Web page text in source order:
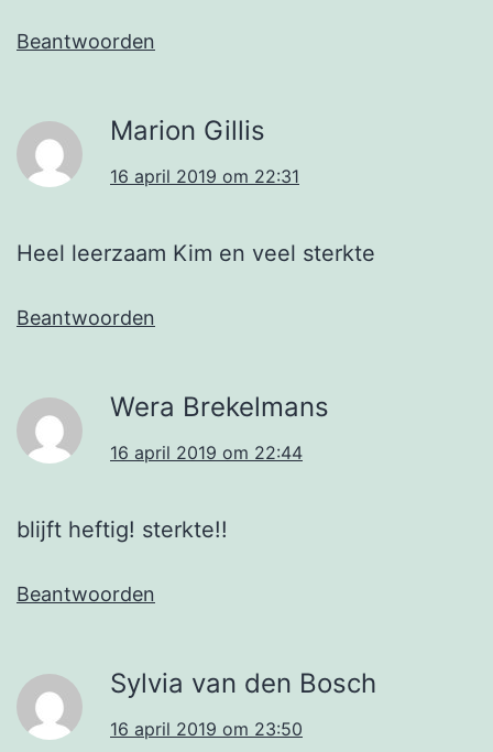
Beantwoorden
Marion Gillis
16 april 2019 om 22:31
Heel leerzaam Kim en veel sterkte
Beantwoorden
Wera Brekelmans
16 april 2019 om 22:44
blijft heftig! sterkte!!
Beantwoorden
Sylvia van den Bosch
16 april 2019 om 23:50